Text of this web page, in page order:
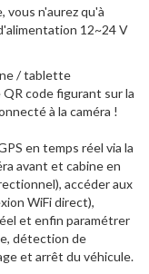
vous n'aurez qu'à
12~24 V
/ tablette
code figurant sur la
à la caméra !
en temps réel via la
avant et cabine en
accéder aux
WiFi direct),
et enfin paramétrer
détection de
et arrêt du véhicule.